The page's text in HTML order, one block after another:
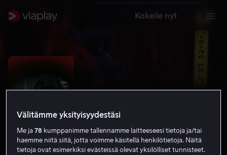
Kokeile nyt
Välitämme yksityisyydestäsi
Me ja78 kumppanimme tallennamme laitteeseesi tietoja ja/tai
haemme niitä siitä, jotta voimme käsitellä henkilötietoja. Näitä
tietoja ovat esimerkiksi evästeissä olevat yksilölliset tunnisteet.